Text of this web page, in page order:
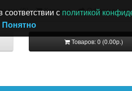
(0) Корзина Оформление
Товаров: 0 (0.00р.)
с политикой
Понятно